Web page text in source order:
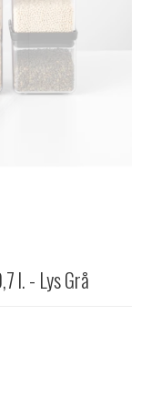
l. - Lys Grå